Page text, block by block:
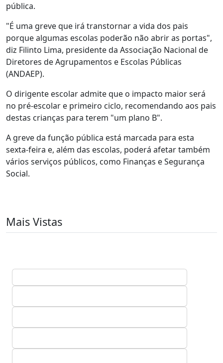
pública.
"É uma greve que irá transtornar a vida dos pais
porque algumas escolas poderão não abrir as portas",
diz Filinto Lima, presidente da Associação Nacional de
Diretores de Agrupamentos e Escolas Públicas
(ANDAEP).
O dirigente escolar admite que o impacto maior será
no pré-escolar e primeiro ciclo, recomendando aos pais
destas crianças para terem "um plano B".
A greve da função pública está marcada para esta
sexta-feira e, além das escolas, poderá afetar também
vários serviços públicos, como Finanças e Segurança
Social.
Mais Vistas